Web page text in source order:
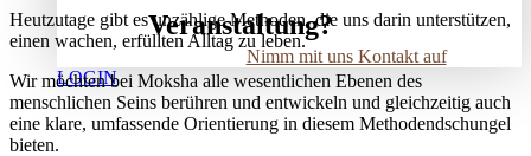
Veranstaltung?
Nimm mit uns Kontakt auf
LOGIN
Heutzutage gibt es unzählige Methoden, die uns darin unterstützen,
einen wachen, erfüllten Alltag zu leben.
Wir möchten bei Moksha alle wesent­lichen Ebenen des
menschlichen Seins berühren und entwickeln und gleichzeitig auch
eine klare, umfassende Orientierung in diesem Methodendschungel
bieten.